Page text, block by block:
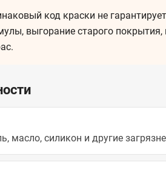
код краски не
выгорание старого
масло, силикон и другие